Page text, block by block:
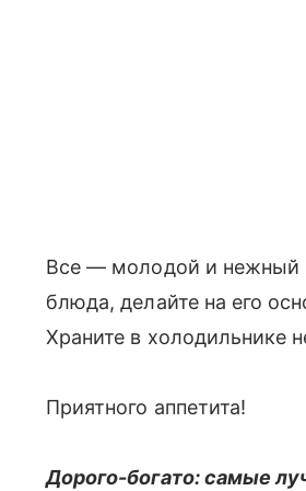
Все — молодой и нежный
блюда, делайте на его
Храните в холодильнике
Приятного аппетита!
Дорого-богато: самые